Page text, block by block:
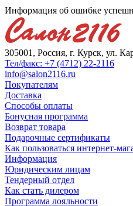
Информация об ошибке
305001, Россия, г. Курск, ул.
Тел/факс: +7 (4712) 22-2116
info@salon2116.ru
Покупателям
Доставка
Способы оплаты
Бонусная программа
Возврат товара
Подарочные сертификаты
Как пользоваться интернет-
Информация
Юридическим лицам
Тендерный отдел
Как стать дилером
Программа лояльности